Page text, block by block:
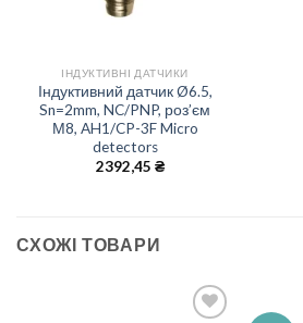
ІНДУКТИВНІ ДАТЧИКИ
Індуктивний датчик Ø6.5,
Sn=2mm, NC/PNP, роз’єм
М8, AH1/CP-3F Micro
detectors
2392,45 ₴
СХОЖІ ТОВАРИ